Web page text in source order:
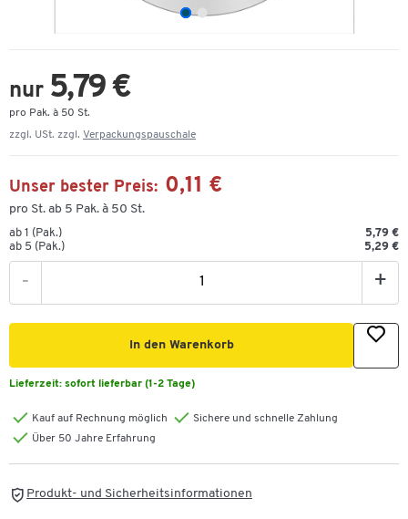
nur 5,79 €
pro Pak. à 50 St.
zzgl. USt. zzgl. Verpackungspauschale
Unser bester Preis: 0,11 €
pro St. ab 5 Pak. à 50 St.
ab 1 (Pak.)
5,79 €
ab 5 (Pak.)
5,29 €
- +
In den Warenkorb
Lieferzeit: sofort lieferbar (1-2 Tage)
Kauf auf Rechnung möglich
Sichere und schnelle Zahlung
Über 50 Jahre Erfahrung
Produkt- und Sicherheitsinformationen